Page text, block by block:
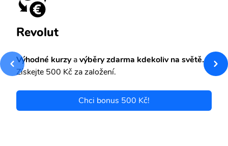
Revolut
Výhodné kurzyavýběry zdarma kdekoliv na světě.
Získejte 500 Kč za založení.
Chci bonus 500 Kč!